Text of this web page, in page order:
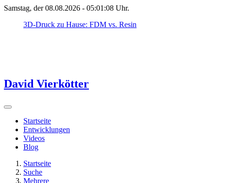
Samstag, der 08.08.2026 - 05:01:08 Uhr.
3D-Druck zu Hause: FDM vs. Resin
David Vierkötter
Startseite
Entwicklungen
Videos
Blog
Startseite
Suche
Mehrere